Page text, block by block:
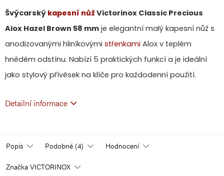
Švýcarský kapesní nůž Victorinox Classic Precious
Alox Hazel Brown 58 mm je elegantní malý kapesní nůž s
anodizovanými hliníkovými střenkami Alox v teplém
hnědém odstínu. Nabízí 5 praktických funkcí a je ideální
jako stylový přívěsek na klíče pro každodenní použití.
Detailní informace
Popis Podobné (4) Hodnocení
Značka VICTORINOX